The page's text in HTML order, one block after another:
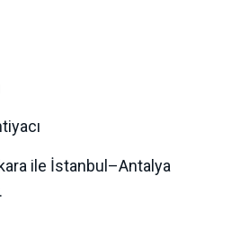
ile İstanbul–Antalya